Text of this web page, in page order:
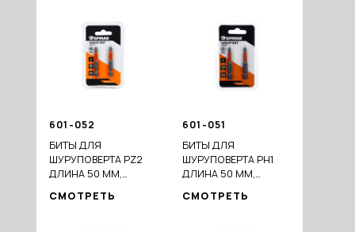
601-052
БИТЫ ДЛЯ
ШУРУПОВЕРТА PZ2
ДЛИНА 50 ММ,
ПРОФИ СЕРИЯ
СМОТРЕТЬ
601-051
БИТЫ ДЛЯ
ШУРУПОВЕРТА PH1
ДЛИНА 50 ММ,
ПРОФИ СЕРИЯ
СМОТРЕТЬ